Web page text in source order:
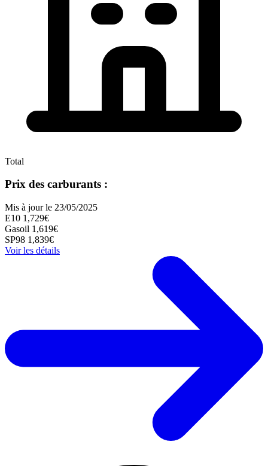
Total
Prix des carburants :
Mis à jour le 23/05/2025
E10 1,729€
Gasoil 1,619€
SP98 1,839€
Voir les détails